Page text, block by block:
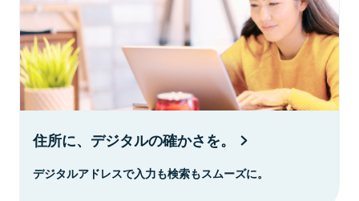
住所に、デジタルの確かさを。
デジタルアドレスで入力も検索もスムーズに。